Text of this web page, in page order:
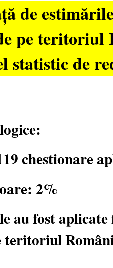
de
pe
statistic de
chestionare
2%
au fost
teritoriul